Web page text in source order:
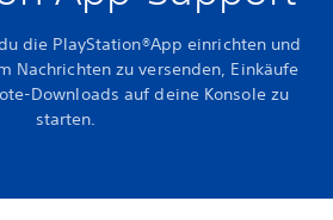
die PlayStation®App einrichten und
Nachrichten zu versenden, Einkäufe
Downloads auf deine Konsole zu
starten.